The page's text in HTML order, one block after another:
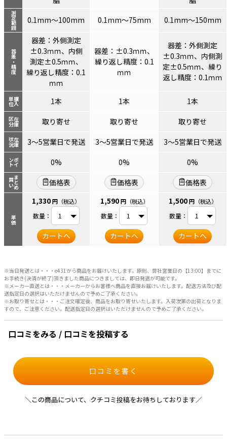
測定範囲
器差・精度
購入
単位
在庫
区分
在庫
状況
ポイ
ント
まとめ
買い
単価
0.1mm～100mm
0.1mm～75mm
0.1mm～150mm
器差：外側測定
±0.3ｍｍ、内側
測定±0.5ｍｍ、
繰り返し精度：0.1
ｍｍ
器差：±0.3ｍｍ、
繰り返し精度：0.1
ｍｍ
器差：外側測定
±0.3ｍｍ、内側測
定±0.5ｍｍ、繰り
返し精度：0.1ｍｍ
1本 1本
1本
取り寄せ
取り寄せ
取り寄せ
3～5営業日で発送
3～5営業日で発送
3～5営業日で発送
0%
0%
0%
価格表
価格表
価格表
1,330円 （税込）
数量：
カートへ
1,590 円（税込）
数量：
カートへ
1,500 円（税込）
数量：
カートへ
※当日発送とは・・・e431から商品をお届けいたします。原則、弊社営業日の【13:00】までに
お手続き(決済が終了)頂きました商品につきましては、即日発送が可能です。
※メーカー直送とは・・・メーカーからお客様へ商品を直接お届けいたします。配送方法及び配
送指定日の選択はいただけませんので予めご了承ください。
※お取り寄せとは・・・ご注文確定後、商品をお取り寄せいたします。入荷次第の出荷となりま
すので、ご注意ください。配送指定日の選択はいただけませんので予めご了承ください。
口コミをみる / 口コミを投稿する
口コミを書く
＼この商品について、クチコミ投稿をお待ちしております／